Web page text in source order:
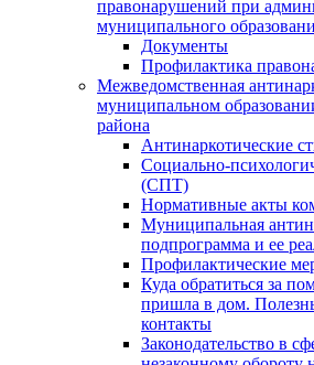
правонарушений при
муниципального
Документы
Профилактика
Межведомственная
муниципальном
района
Антинаркотические
Социально-
(СПТ)
Нормативные акты
Муниципальная
подпрограмма и ее
Профилактические
Куда обратиться за
пришла в дом.
контакты
Законодательство в